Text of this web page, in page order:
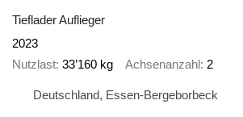
Tieflader Auflieger
2023
Nutzlast 33’160 kg Achsenanzahl 2
Deutschland, Essen-Bergeborbeck